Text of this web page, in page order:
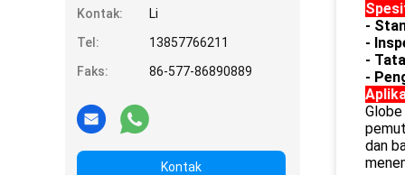
Kontak:
Li
Tel:
13857766211
Faks:
86-577-86890889
Kontak
-
-
-
-
dan